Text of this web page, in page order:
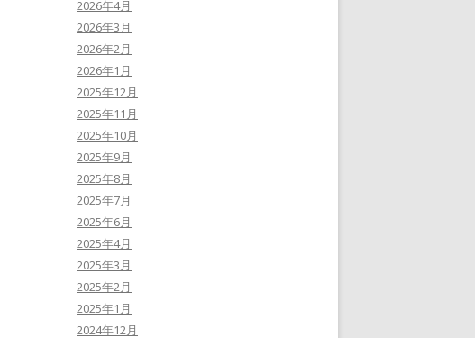
2026年4月
2026年3月
2026年2月
2026年1月
2025年12月
2025年11月
2025年10月
2025年9月
2025年8月
2025年7月
2025年6月
2025年4月
2025年3月
2025年2月
2025年1月
2024年12月